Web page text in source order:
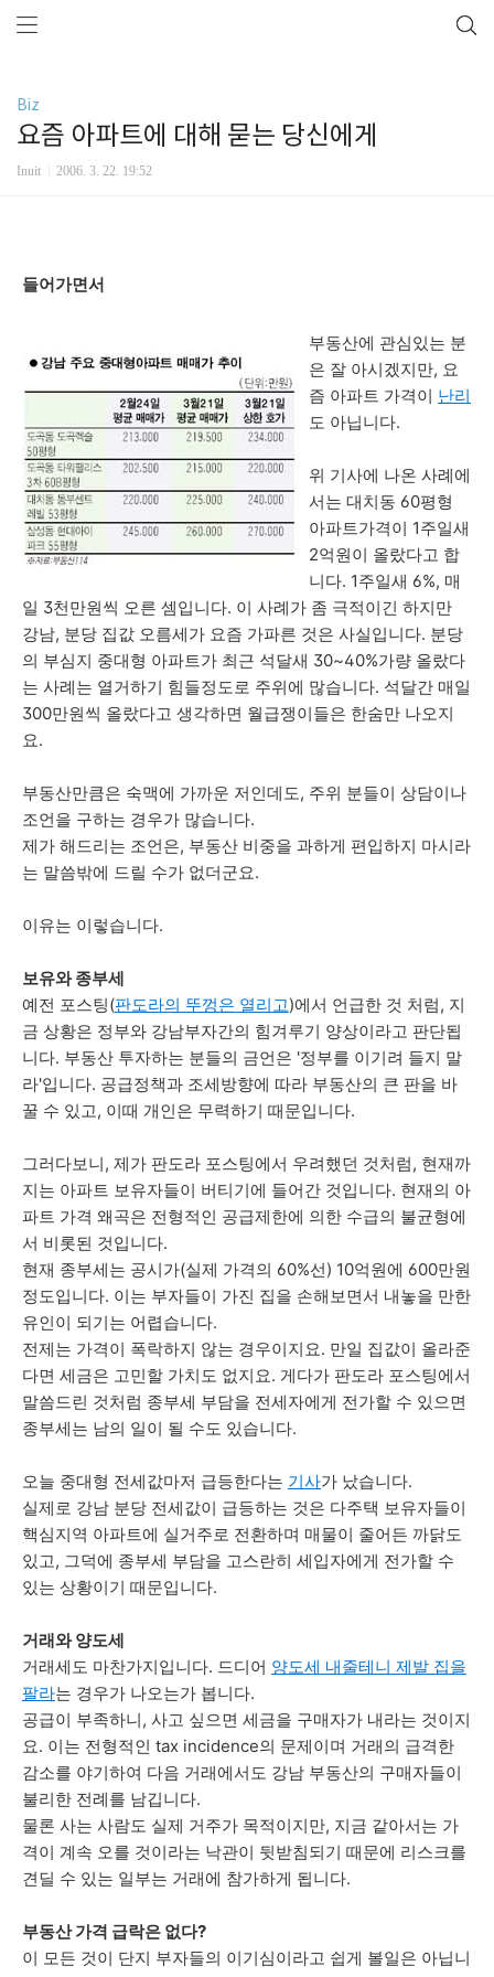
Biz
요즘 아파트에 대해 묻는 당신에게
Inuit 2006. 3. 22. 19:52
들어가면서
부동산에 관심있는 분
은 잘 아시겠지만, 요
즘 아파트 가격이 난리
도 아닙니다.
위 기사에 나온 사례에
서는 대치동 60평형
아파트가격이 1주일새
2억원이 올랐다고 합
니다. 1주일새 6%, 매
일 3천만원씩 오른 셈입니다. 이 사례가 좀 극적이긴 하지만
강남, 분당 집값 오름세가 요즘 가파른 것은 사실입니다. 분당
의 부심지 중대형 아파트가 최근 석달새 30~40%가량 올랐다
는 사례는 열거하기 힘들정도로 주위에 많습니다. 석달간 매일
300만원씩 올랐다고 생각하면 월급쟁이들은 한숨만 나오지
요.
부동산만큼은 숙맥에 가까운 저인데도, 주위 분들이 상담이나
조언을 구하는 경우가 많습니다.
제가 해드리는 조언은, 부동산 비중을 과하게 편입하지 마시라
는 말씀밖에 드릴 수가 없더군요.
이유는 이렇습니다.
보유와 종부세
예전 포스팅(판도라의 뚜껑은 열리고)에서 언급한 것 처럼, 지
금 상황은 정부와 강남부자간의 힘겨루기 양상이라고 판단됩
니다. 부동산 투자하는 분들의 금언은 '정부를 이기려 들지 말
라'입니다. 공급정책과 조세방향에 따라 부동산의 큰 판을 바
꿀 수 있고, 이때 개인은 무력하기 때문입니다.
그러다보니, 제가 판도라 포스팅에서 우려했던 것처럼, 현재까
지는 아파트 보유자들이 버티기에 들어간 것입니다. 현재의 아
파트 가격 왜곡은 전형적인 공급제한에 의한 수급의 불균형에
서 비롯된 것입니다.
현재 종부세는 공시가(실제 가격의 60%선) 10억원에 600만원
정도입니다. 이는 부자들이 가진 집을 손해보면서 내놓을 만한
유인이 되기는 어렵습니다.
전제는 가격이 폭락하지 않는 경우이지요. 만일 집값이 올라준
다면 세금은 고민할 가치도 없지요. 게다가 판도라 포스팅에서
말씀드린 것처럼 종부세 부담을 전세자에게 전가할 수 있으면
종부세는 남의 일이 될 수도 있습니다.
오늘 중대형 전세값마저 급등한다는 기사가 났습니다.
실제로 강남 분당 전세값이 급등하는 것은 다주택 보유자들이
핵심지역 아파트에 실거주로 전환하며 매물이 줄어든 까닭도
있고, 그덕에 종부세 부담을 고스란히 세입자에게 전가할 수
있는 상황이기 때문입니다.
거래와 양도세
거래세도 마찬가지입니다. 드디어 양도세 내줄테니 제발 집을
팔라는 경우가 나오는가 봅니다.
공급이 부족하니, 사고 싶으면 세금을 구매자가 내라는 것이지
요. 이는 전형적인 tax incidence의 문제이며 거래의 급격한
감소를 야기하여 다음 거래에서도 강남 부동산의 구매자들이
불리한 전례를 남깁니다.
물론 사는 사람도 실제 거주가 목적이지만, 지금 같아서는 가
격이 계속 오를 것이라는 낙관이 뒷받침되기 때문에 리스크를
견딜 수 있는 일부는 거래에 참가하게 됩니다.
부동산 가격 급락은 없다?
이 모든 것이 단지 부자들의 이기심이라고 쉽게 볼일은 아닙니